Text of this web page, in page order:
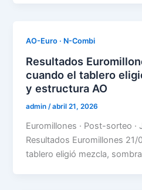
AO-Euro · N-Combi
Resultados
cuando el tablero
y estructura AO
admin/abril 21, 2026
Euromillones · Post-sorteo ·
Resultados Euromillones
tablero eligió mezcla,